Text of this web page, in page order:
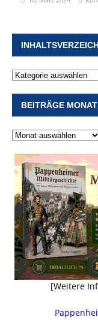
BEITRÄGE
[Weitere